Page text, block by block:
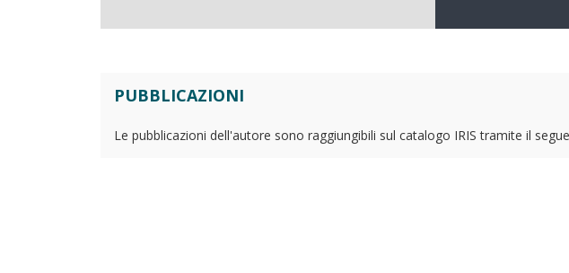
PUBBLICAZIONI
Le pubblicazioni dell'autore sono raggiungibili sul catalogo IRIS tramite il